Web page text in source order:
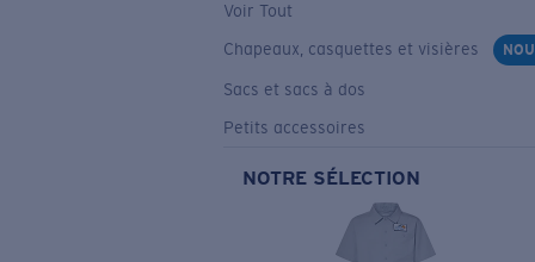
Voir Tout
Chapeaux, casquettes et visières
Sacs et sacs à dos
Petits accessoires
NOTRE SÉLECTION